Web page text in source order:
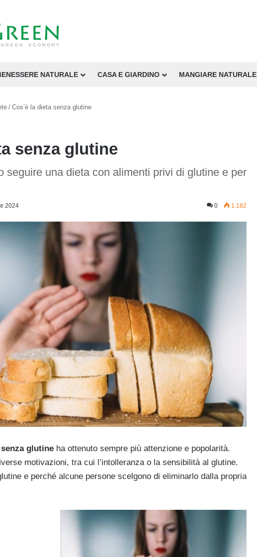
NATURALE CASA E GIARDINO MANGIARE NATURALE
/ Cos’è la dieta senza glutine
senza glutine
seguire una dieta con alimenti privi di glutine e per
2024 0 1.182
glutine ha ottenuto sempre più attenzione e popolarità.
motivazioni, tra cui l’intolleranza o la sensibilità al glutine.
e perché alcune persone scelgono di eliminarlo dalla propria